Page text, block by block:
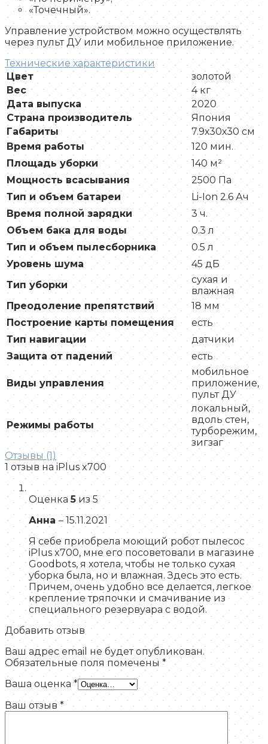
«Точечный».
Управление устройством можно осуществлять
через пульт ДУ или мобильное приложение.
Технические характеристики
Цвет
золотой
Вес
4 кг
Дата выпуска
2020
Страна производитель
Япония
Габариты
7.9х30х30 см
Время работы
120 мин.
Площадь уборки
140 м²
Мощность всасывания
2500 Па
Тип и объем батареи
Li-Ion 2.6 Ач
Время полной зарядки
3 ч.
Объем бака для воды
0.3 л
Тип и объем пылесборника
0.5 л
Уровень шума
45 дБ
Тип уборки
сухая и
влажная
Преодоление препятствий
18 мм
Построение карты помещения
есть
Тип навигации
датчики
Защита от падений
есть
Виды управления
мобильное
приложение,
пульт ДУ
Режимы работы
локальный,
вдоль стен,
турборежим,
зигзаг
Отзывы (1)
1 отзыв на iPlus x700
Оценка5 из 5
Анна – 15.11.2021
Я себе приобрела моющий робот пылесос
iPlus x700, мне его посоветовали в магазине
Goodbots, я хотела, чтобы не только сухая
уборка была, но и влажная. Здесь это есть.
Причем, очень удобно все делается, легкое
крепление тряпочки и смачивание из
специального резервуара с водой.
Добавить отзыв
Ваш адрес email не будет опубликован.
Обязательные поля помечены *
Ваша оценка*
Ваш отзыв *